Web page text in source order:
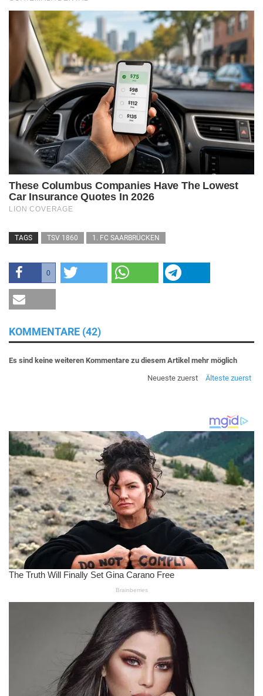
TAGS TSV 1860 1. FC SAARBRÜCKEN
0
KOMMENTARE (42)
Es sind keine weiteren Kommentare zu diesem Artikel mehr möglich
Neueste zuerst
Älteste zuerst